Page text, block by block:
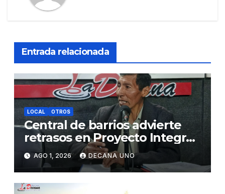
Entrada relacionada
LOCAL OTROS
Central de barrios advierte
retrasos en Proyecto Integral
de Agua y Alcantarillado para
Juliaca
AGO 1, 2026 DECANA UNO